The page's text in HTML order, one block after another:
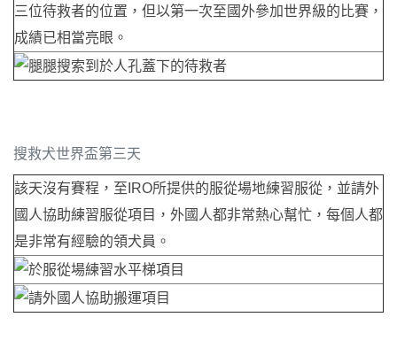
三位待救者的位置，但以第一次至國外參加世界級的比賽，
成績已相當亮眼。
搜救犬世界盃第三天
該天沒有賽程，至IRO所提供的服從場地練習服從，並請外
國人協助練習服從項目，外國人都非常熱心幫忙，每個人都
是非常有經驗的領犬員。